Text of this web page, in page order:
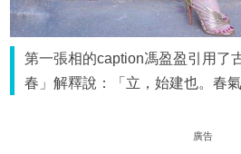
第一張相的caption馮盈盈引用了
春」解釋說：「立，始建也。春
廣告